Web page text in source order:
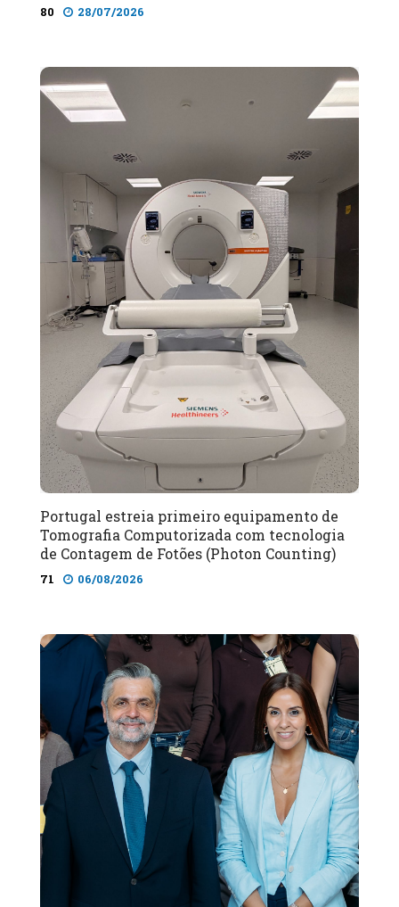
80 28/07/2026
Portugal estreia primeiro equipamento de
Tomografia Computorizada com tecnologia
de Contagem de Fotões (Photon Counting)
71 06/08/2026